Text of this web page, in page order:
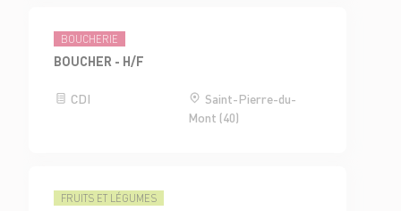
BOUCHERIE
BOUCHER - H/F
CDI
Saint-Pierre-du-
Mont (40)
FRUITS ET LÉGUMES